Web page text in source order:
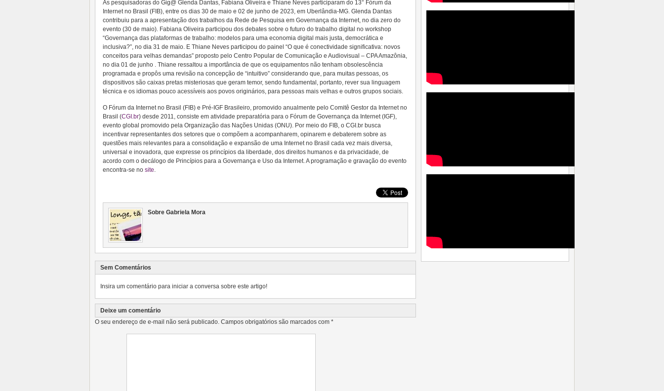
As pesquisadoras do Gig@ Glenda Dantas, Fabiana Oliveira e Thiane Neves participaram do 13° Fórum da
Internet no Brasil (FIB), entre os dias 30 de maio e 02 de junho de 2023, em Uberlândia-MG. Glenda Dantas
contribuiu para a apresentação dos trabalhos da Rede de Pesquisa em Governança da Internet, no dia zero do
evento (30 de maio). Fabiana Oliveira participou dos debates sobre o futuro do trabalho digital no workshop
“Governança das plataformas de trabalho: modelos para uma economia digital mais justa, democrática e
inclusiva?”, no dia 31 de maio. E Thiane Neves participou do painel “O que é conectividade significativa: novos
conceitos para velhas demandas” proposto pelo Centro Popular de Comunicação e Audiovisual – CPA Amazônia,
no dia 01 de junho . Thiane ressaltou a importância de que os equipamentos não tenham obsolescência
programada e propôs uma revisão na concepção de “intuitivo” considerando que, para muitas pessoas, os
dispositivos são caixas pretas misteriosas que geram temor, sendo fundamental, portanto, rever sua linguagem
técnica e os idiomas pouco acessíveis aos povos originários, para pessoas mais velhas e outros grupos sociais.
O Fórum da Internet no Brasil (FIB) e Pré-IGF Brasileiro, promovido anualmente pelo Comitê Gestor da Internet no
Brasil (CGI.br) desde 2011, consiste em atividade preparatória para o Fórum de Governança da Internet (IGF),
evento global promovido pela Organização das Nações Unidas (ONU). Por meio do FIB, o CGI.br busca
incentivar representantes dos setores que o compõem a acompanharem, opinarem e debaterem sobre as
questões mais relevantes para a consolidação e expansão de uma Internet no Brasil cada vez mais diversa,
universal e inovadora, que expresse os princípios da liberdade, dos direitos humanos e da privacidade, de
acordo com o decálogo de Princípios para a Governança e Uso da Internet. A programação e gravação do evento
encontra-se no site
Sobre Gabriela Mora
Sem Comentários
Insira um comentário para iniciar a conversa sobre este artigo!
Deixe um comentário
O seu endereço de e-mail não será publicado. Campos obrigatórios são marcados com *